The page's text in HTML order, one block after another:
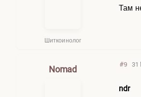
Шиткоинолог
Там
Nomad #9 31
ndr